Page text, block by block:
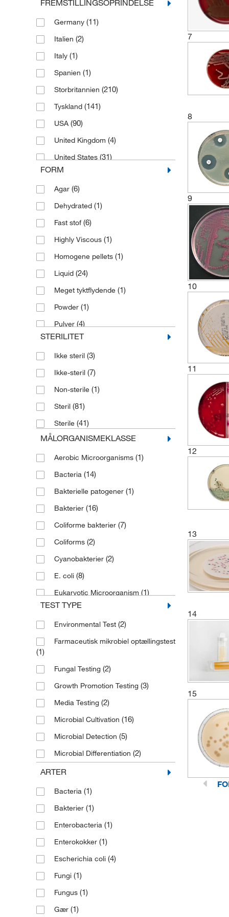
Bouillon(4)
Bouillonrør(7)
Broth (5)
Broth Tube
Buffer Solution
Bufferløsning(3)
Bufferløsning(1)
Contact Slide
Culture Medium (5)
Dehydrerede kulturmedier(9)
Dip Slide
E. coli-fodring(2)
Flydende medium
Isolator bundfældningsplade
Kontaktplade(1)
Kulturmedium
Liquid Medium(1)
Microbiology Media
Mikrobiologi prøveudtagningsflasker
med etiket(12)
Mikrobiologiske medier
Mikrobiologiske prøveprøveflasker
Petri Dish(1)
FREMSTILLINGSOPRINDELSE
Germany (11)
Italien (2)
Italy (1)
Spanien (1)
Storbritannien (210)
Tyskland (141)
USA (90)
United Kingdom (4)
United States (31)
FORM
Agar (6)
Dehydrated (1)
Fast stof(6)
Highly Viscous (1)
Homogene pellets (1)
Liquid (24)
Meget tyktflydende (1)
Powder (1)
Pulver (4)
Solid(3)
Solution(3)
Væske(98)
Væske, Pulver
STERILITET
Ikke steril (3)
Ikke-steril (7)
Non-sterile (1)
Steril (81)
Sterile (41)
MÅLORGANISMEKLASSE
Aerobic Microorganisms (1)
Bacteria (14)
Bakterielle patogener (1)
Bakterier (16)
Coliforme bakterier (7)
Coliforms (2)
Cyanobakterier (2)
E. coli (8)
Eukaryotic Microorganism (1)
Fastidious Organisms
Forme(14)
Fungi(10)
Molds(2)
Non-fastidious Organisms
P. pastoris (1)
S. aureus(1)
S. cerevisiae (2)
Syretolerante mikroorganismer
Yeast(2)
TEST TYPE
Environmental Test (2)
Farmaceutisk mikrobiel optællingstest
(1)
Fungal Testing (2)
Growth Promotion Testing (3)
Media Testing (2)
Microbial Cultivation (16)
Microbial Detection (5)
Microbial Differentiation (2)
Microbiological Tests
Mikrobiel detektion
Mikrobiel dyrkning
Mikrobiel identifikation
Mikrobiel påvisning
Mikrobiologiske tests
Miljøtest
Standard Plate Count for
Microorganism(1)
ARTER
Bacteria (1)
Bakterier (1)
Enterobacteria (1)
Enterokokker (1)
Escherichia coli (4)
Fungi (1)
Fungus (1)
Gær (1)
7
8
9
10
11
12
13
14
15